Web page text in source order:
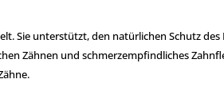
Sie unterstützt, den natürlichen Schutz
Zähnen und schmerzempfindliches